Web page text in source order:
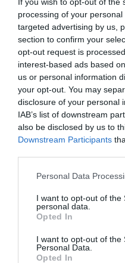
processing of your
targeted advertising by us,
section to confirm your
opt-out request is
interest-based ads based
us or personal information
your opt-out. You may
disclosure of your personal
IAB’s list of downstream
also be disclosed by us to
Downstream Participants
Personal Data
I want to opt-out of the
personal data.
Opted In
I want to opt-out of the
Personal Data.
Opted In
Εκδήλωση
Προϊόν ενδιαφέροντος